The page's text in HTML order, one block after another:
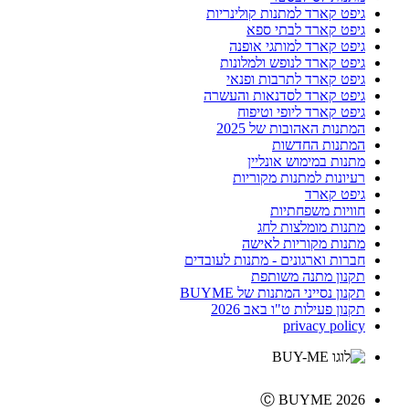
גיפט קארד למתנות קולינריות
גיפט קארד לבתי ספא
גיפט קארד למותגי אופנה
גיפט קארד לנופש ולמלונות
גיפט קארד לתרבות ופנאי
גיפט קארד לסדנאות והעשרה
גיפט קארד ליופי וטיפוח
המתנות האהובות של 2025
המתנות החדשות
מתנות במימוש אונליין
רעיונות למתנות מקוריות
גיפט קארד
חוויות משפחתיות
מתנות מומלצות לחג
מתנות מקוריות לאישה
חברות וארגונים - מתנות לעובדים
תקנון מתנה משותפת
תקנון נסייני המתנות של BUYME
תקנון פעילות ט"ו באב 2026
privacy policy
Ⓒ BUYME 2026